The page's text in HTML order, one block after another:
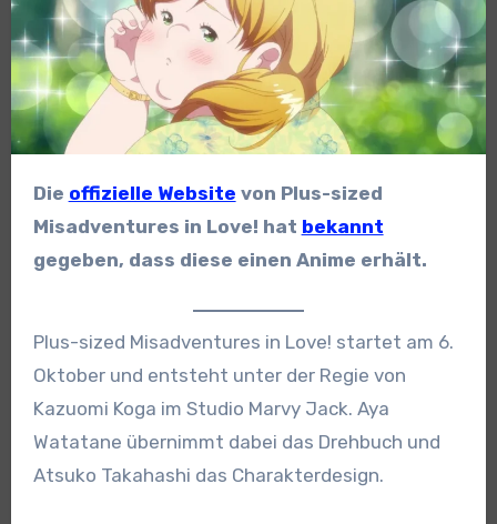
Die offizielle Website von Plus-sized
Misadventures in Love! hat bekannt
gegeben, dass diese einen Anime erhält.
Plus-sized Misadventures in Love! startet am 6.
Oktober und entsteht unter der Regie von
Kazuomi Koga im Studio Marvy Jack. Aya
Watatane übernimmt dabei das Drehbuch und
Atsuko Takahashi das Charakterdesign.